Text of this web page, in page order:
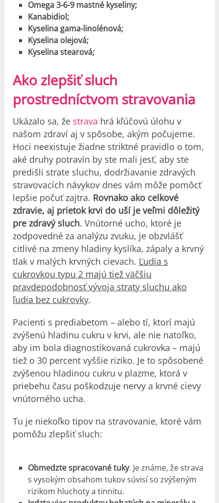
Omega 3-6-9 mastné kyseliny;
Kanabidiol;
Kyselina gama-linolénová;
Kyselina olejová;
Kyselina stearová;
Ako zlepšiť sluch
prostredníctvom stravovania
Ukázalo sa, že strava hrá kľúčovú úlohu v
našom zdraví aj v spôsobe, akým počujeme.
Hoci neexistuje žiadne striktné pravidlo o tom,
aké druhy potravín by ste mali jesť, aby ste
predišli strate sluchu, dodržiavanie zdravých
stravovacích návykov dnes vám môže pomôcť
lepšie počuť zajtra. Rovnako ako celkové
zdravie, aj prietok krvi do uší je veľmi dôležitý
pre zdravý sluch. Vnútorné ucho, ktoré je
zodpovedné za analýzu zvuku, je obzvlášť
citlivé na zmeny hladiny kyslíka, zápaly a krvný
tlak v malých krvných cievach. Ľudia s
cukrovkou typu 2 majú tiež väčšiu
pravdepodobnosť vývoja straty sluchu ako
ľudia bez cukrovky.
Pacienti s prediabetom – alebo tí, ktorí majú
zvýšenú hladinu cukru v krvi, ale nie natoľko,
aby im bola diagnostikovaná cukrovka – majú
tiež o 30 percent vyššie riziko. Je to spôsobené
zvýšenou hladinou cukru v plazme, ktorá v
priebehu času poškodzuje nervy a krvné cievy
vnútorného ucha.
Tu je niekoľko tipov na stravovanie, ktoré vám
pomôžu zlepšiť sluch:
Obmedzte spracované tuky. Je známe, že strava
s vysokým obsahom tukov súvisí so zvýšeným
rizikom hluchoty a tinnitu.